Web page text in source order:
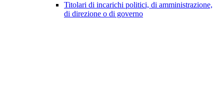
Titolari di incarichi politici, di amministrazione,
di direzione o di governo